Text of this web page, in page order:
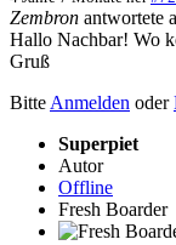
Zembron antwortete
Hallo Nachbar! Wo
Gruß
Bitte Anmelden oder
Superpiet
Autor
Offline
Fresh Boarder